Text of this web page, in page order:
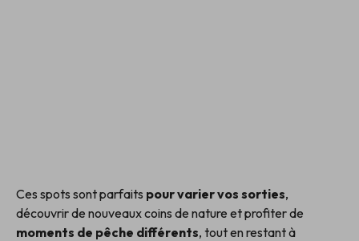
Ces spots sont parfaits pour varier vos sorties,
découvrir de nouveaux coins de nature et profiter de
moments de pêche différents, tout en restant à